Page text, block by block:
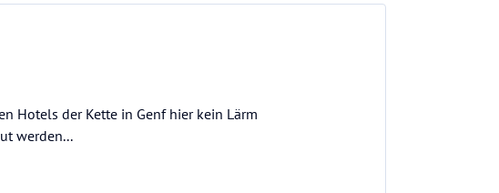
Hotels der Kette in Genf hier kein Lärm
werden...